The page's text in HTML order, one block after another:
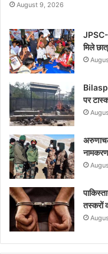
August 9, 2026
JPSC-
मिले
पर
तस्करों